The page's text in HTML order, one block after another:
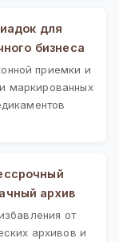
для
бизнеса
приемки и
маркированных
архив
от
архивов и